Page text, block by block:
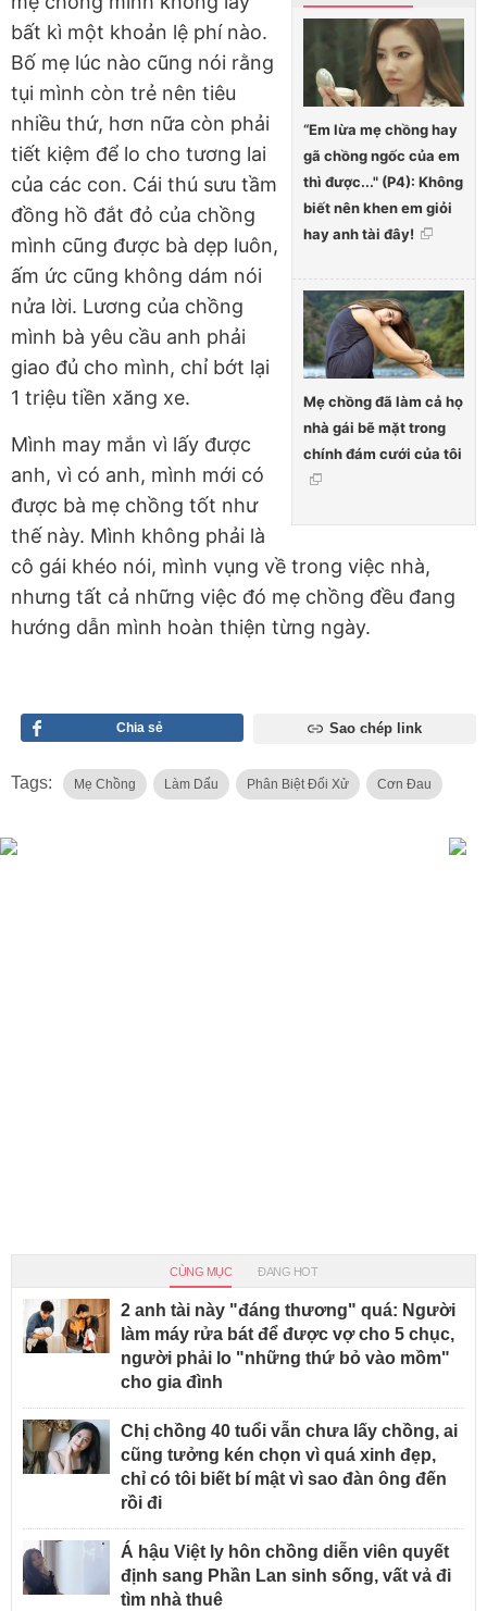
“Em lừa mẹ chồng hay
gã chồng ngốc của em
thì được..." (P4): Không
biết nên khen em giỏi
hay anh tài đây!
Mẹ chồng đã làm cả họ
nhà gái bẽ mặt trong
chính đám cưới của tôi
bất kì một khoản lệ phí nào.
Bố mẹ lúc nào cũng nói rằng
tụi mình còn trẻ nên tiêu
nhiều thứ, hơn nữa còn phải
tiết kiệm để lo cho tương lai
của các con. Cái thú sưu tầm
đồng hồ đắt đỏ của chồng
mình cũng được bà dẹp luôn,
ấm ức cũng không dám nói
nửa lời. Lương của chồng
mình bà yêu cầu anh phải
giao đủ cho mình, chỉ bớt lại
1 triệu tiền xăng xe.
Mình may mắn vì lấy được
anh, vì có anh, mình mới có
được bà mẹ chồng tốt như
thế này. Mình không phải là
cô gái khéo nói, mình vụng về trong việc nhà,
nhưng tất cả những việc đó mẹ chồng đều đang
hướng dẫn mình hoàn thiện từng ngày.
Chia sẻ Sao chép link
Tags: Mẹ Chồng Làm Dấu Phân Biệt Đối Xử Cơn Đau
CÙNG MỤC ĐANG HOT
2 anh tài này "đáng thương" quá: Người
làm máy rửa bát để được vợ cho 5 chục,
người phải lo "những thứ bỏ vào mồm"
cho gia đình
Chị chồng 40 tuổi vẫn chưa lấy chồng, ai
cũng tưởng kén chọn vì quá xinh đẹp,
chỉ có tôi biết bí mật vì sao đàn ông đến
rồi đi
Á hậu Việt ly hôn chồng diễn viên quyết
định sang Phần Lan sinh sống, vất vả đi
tìm nhà thuê